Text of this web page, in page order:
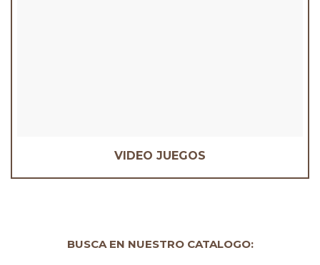
VIDEO JUEGOS
BUSCA EN NUESTRO CATALOGO: